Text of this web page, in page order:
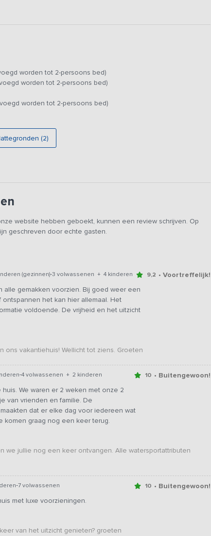
(vraag naar de mogelijkheden). Het vakantiehuis bestaat uit
is een comfortabele zithoek met kachel (hout inbegrepen) en
keuken. De professionele koffiemachine zet de lekkerste
inbouwapparatuur zet je met een handomdraai de
BBQ aanwezig die op de zwoele zomeravonden zéker
hebben gevestigd. De badkamer beschikt over een
de omgeving. Er is een tafel met stoelen aanwezig, een aantal
kinderen) en vlot met buitenboordmotor! Daarnaast kun je ook
later moment rechtstreeks bij de verhuurder worden
worden tot 2-persoons bed)
worden tot 2-persoons bed)
worden tot 2-persoons bed)
(2)
website hebben geboekt, kunnen een review schrijven. Op
geschreven door echte gasten.
(gezinnen)-3 volwassenen + 4 kinderen 9,2 • Voortreffelijk!
alle gemakken voorzien. Bij goed weer een
het kan hier allemaal. Het
voldoende. De vrijheid en het uitzicht
vakantiehuis! Wellicht tot ziens. Groeten
-4 volwassenen + 2 kinderen 10 • Buitengewoon!
We waren er 2 weken met onze 2
van vrienden en familie. De
dat er elke dag voor iedereen wat
komen graag nog een keer terug.
we jullie nog een keer ontvangen. Alle watersportattributen
-7 volwassenen 10 • Buitengewoon!
met luxe voorzieningen.
van het uitzicht genieten? groeten